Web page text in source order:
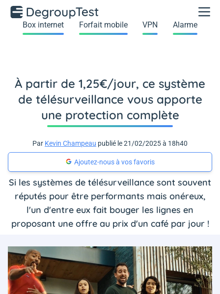
Box internet Forfait mobile VPN Alarme
À partir de 1,25€/jour, ce système
de télésurveillance vous apporte
une protection complète
Par Kevin Champeau publié le 21/02/2025 à 18h40
Ajoutez-nous à vos favoris
Si les systèmes de télésurveillance sont souvent
réputés pour être performants mais onéreux,
l'un d'entre eux fait bouger les lignes en
proposant une offre au prix d'un café par jour !